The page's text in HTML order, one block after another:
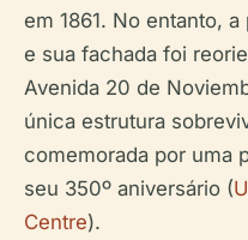
em 1861. No entanto,
e sua fachada foi
Avenida 20 de
única estrutura
comemorada por uma
seu 350º aniversário (
Centre).